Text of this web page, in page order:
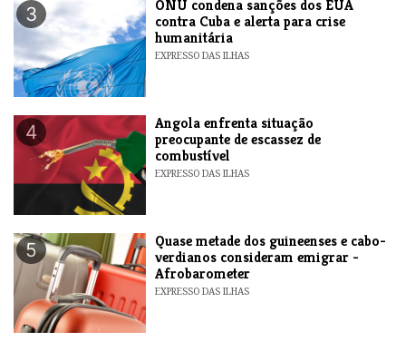
3
ONU condena sanções dos EUA
contra Cuba e alerta para crise
humanitária
EXPRESSO DAS ILHAS
4
Angola enfrenta situação
preocupante de escassez de
combustível
EXPRESSO DAS ILHAS
5
Quase metade dos guineenses e cabo-
verdianos consideram emigrar -
Afrobarometer
EXPRESSO DAS ILHAS